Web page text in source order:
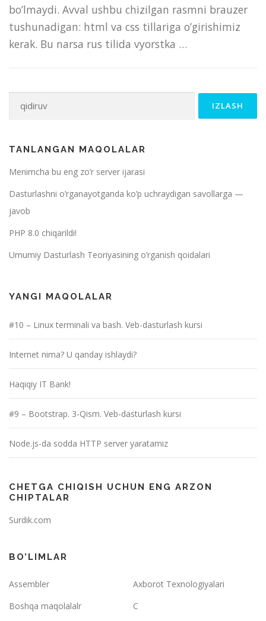
bo’lmaydi. Avval ushbu chizilgan rasmni brauzer
tushunadigan: html va css tillariga o’girishimiz
kerak. Bu narsa rus tilida vyorstka …
Qidirshish:
TANLANGAN MAQOLALAR
Menimcha bu eng zo’r server ijarasi
Dasturlashni o’rganayotganda ko’p uchraydigan savollarga —
javob
PHP 8.0 chiqarildi!
Umumiy Dasturlash Teoriyasining o’rganish qoidalari
YANGI MAQOLALAR
#10 – Linux terminali va bash. Veb-dasturlash kursi
Internet nima? U qanday ishlaydi?
Haqiqiy IT Bank!
#9 – Bootstrap. 3-Qism. Veb-dasturlash kursi
Node.js-da sodda HTTP server yaratamiz
CHETGA CHIQISH UCHUN ENG ARZON
CHIPTALAR
Surdik.com
BO’LIMLAR
Assembler
Axborot Texnologiyalari
Boshqa maqolalalr
C